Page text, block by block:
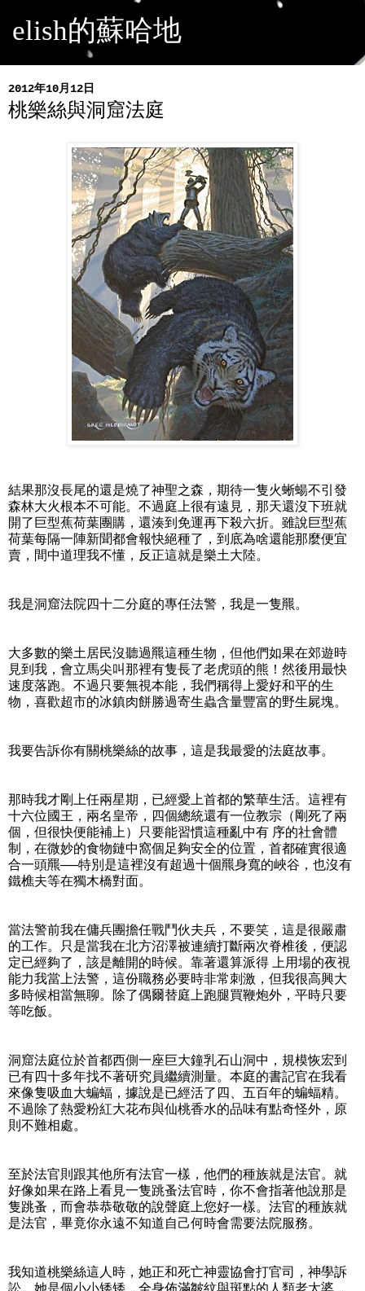
elish的蘇哈地
2012年10月12日
桃樂絲與洞窟法庭
結果那沒長尾的還是燒了神聖之森，期待一隻火蜥蝪不引發
森林大火根本不可能。不過庭上很有遠見，那天還沒下班就
開了巨型蕉荷葉團購，還湊到免運再下殺六折。雖說巨型蕉
荷葉每隔一陣新聞都會報快絕種了，到底為啥還能那麼便宜
賣，間中道理我不懂，反正這就是樂土大陸。
我是洞窟法院四十二分庭的專任法警，我是一隻羆。
大多數的樂土居民沒聽過羆這種生物，但他們如果在郊遊時
見到我，會立馬尖叫那裡有隻長了老虎頭的熊！然後用最快
速度落跑。不過只要無視本能，我們稱得上愛好和平的生
物，喜歡超市的冰鎮肉餅勝過寄生蟲含量豐富的野生屍塊。
我要告訴你有關桃樂絲的故事，這是我最愛的法庭故事。
那時我才剛上任兩星期，已經愛上首都的繁華生活。這裡有
十六位國王，兩名皇帝，四個總統還有一位教宗（剛死了兩
個，但很快便能補上）只要能習慣這種亂中有 序的社會體
制，在微妙的食物鏈中窩個足夠安全的位置，首都確實很適
合一頭羆──特別是這裡沒有超過十個羆身寬的峽谷，也沒有
鐵樵夫等在獨木橋對面。
當法警前我在傭兵團擔任戰鬥伙夫兵，不要笑，這是很嚴肅
的工作。只是當我在北方沼澤被連續打斷兩次脊椎後，便認
定已經夠了，該是離開的時候。靠著還算派得 上用場的夜視
能力我當上法警，這份職務必要時非常刺激，但我很高興大
多時候相當無聊。除了偶爾替庭上跑腿買鞭炮外，平時只要
等吃飯。
洞窟法庭位於首都西側一座巨大鐘乳石山洞中，規模恢宏到
已有四十多年找不著研究員繼續測量。本庭的書記官在我看
來像隻吸血大蝙蝠，據說是已經活了四、五百年的蝙蝠精。
不過除了熱愛粉紅大花布與仙桃香水的品味有點奇怪外，原
則不難相處。
至於法官則跟其他所有法官一樣，他們的種族就是法官。就
好像如果在路上看見一隻跳蚤法官時，你不會指著他說那是
隻跳蚤，而會恭恭敬敬的說聲庭上您好一樣。法官的種族就
是法官，畢竟你永遠不知道自己何時會需要法院服務。
我知道桃樂絲這人時，她正和死亡神靈協會打官司，神學訴
訟。她是個小小矮矮，全身佈滿皺紋與斑點的人類老太婆，